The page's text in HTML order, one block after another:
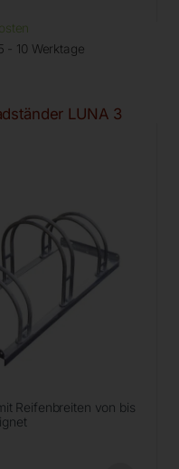
- 10 Werktage
LUNA 3
Reifenbreiten von bis